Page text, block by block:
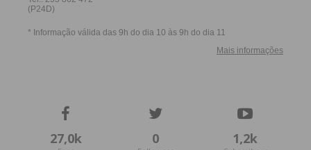
27,0k 0 1,2k